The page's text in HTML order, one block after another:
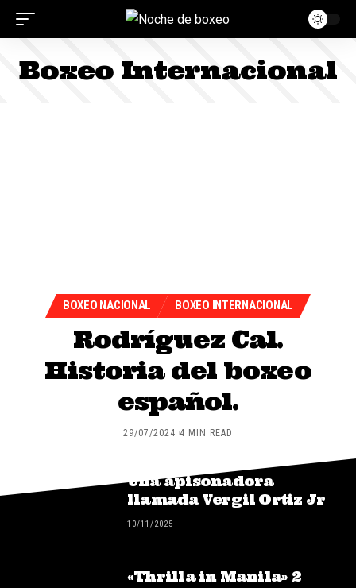
Boxeo Internacional
BOXEO NACIONAL BOXEO INTERNACIONAL
Rodríguez Cal.
Historia del boxeo
español.
29/07/2024 4 MIN READ
Una apisonadora
llamada Vergil Ortiz Jr
10/11/2025
«Thrilla in Manila» 2